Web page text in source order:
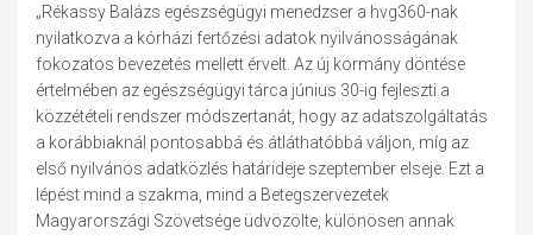
„Rékassy Balázs egészségügyi menedzser a hvg360-nak
nyilatkozva a kórházi fertőzési adatok nyilvánosságának
fokozatos bevezetés mellett érvelt. Az új kormány döntése
értelmében az egészségügyi tárca június 30-ig fejleszti a
közzétételi rendszer módszertanát, hogy az adatszolgáltatás
a korábbiaknál pontosabbá és átláthatóbbá váljon, míg az
első nyilvános adatközlés határideje szeptember elseje. Ezt a
lépést mind a szakma, mind a Betegszervezetek
Magyarországi Szövetsége üdvözölte, különösen annak